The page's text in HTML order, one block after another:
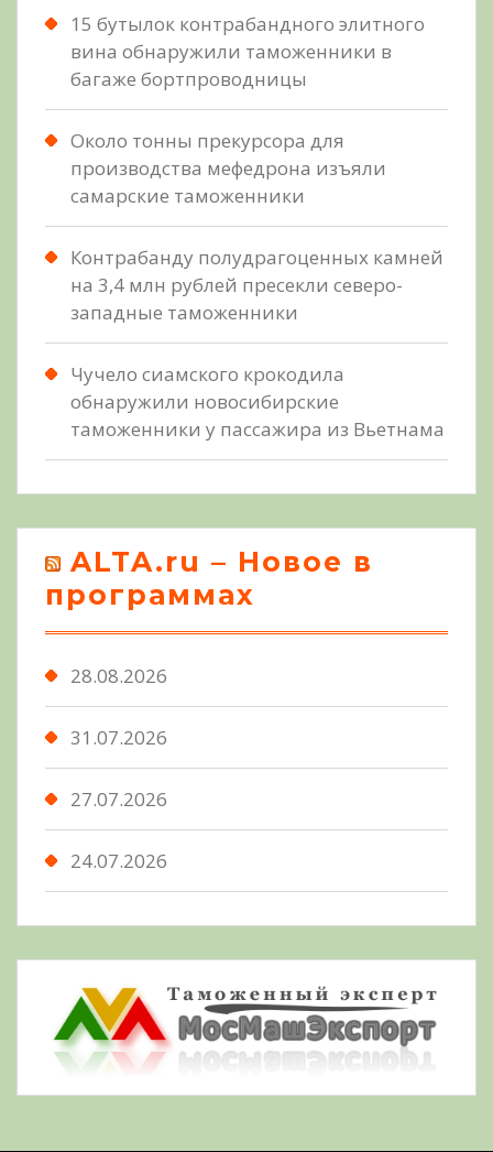
15 бутылок контрабандного элитного
вина обнаружили таможенники в
багаже бортпроводницы
Около тонны прекурсора для
производства мефедрона изъяли
самарские таможенники
Контрабанду полудрагоценных камней
на 3,4 млн рублей пресекли северо-
западные таможенники
Чучело сиамского крокодила
обнаружили новосибирские
таможенники у пассажира из Вьетнама
ALTA.ru – Новое в
программах
28.08.2026
31.07.2026
27.07.2026
24.07.2026